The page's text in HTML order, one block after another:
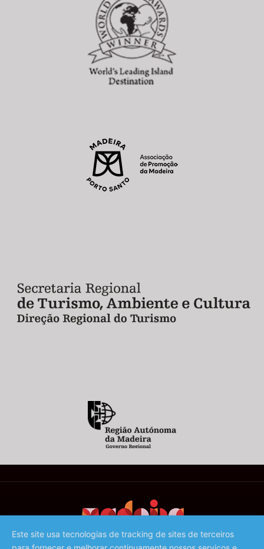
Este site usa tecnologias de tracking de sites de terceiros